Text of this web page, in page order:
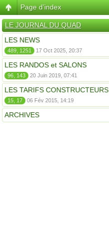
Page d’index
LE JOURNAL DU QUAD
LES NEWS
489, 1251 17 Oct 2025, 20:37
LES RANDOS et SALONS
96, 143 20 Juin 2019, 07:41
LES TARIFS CONSTRUCTEURS
15, 17 06 Fév 2015, 14:19
ARCHIVES